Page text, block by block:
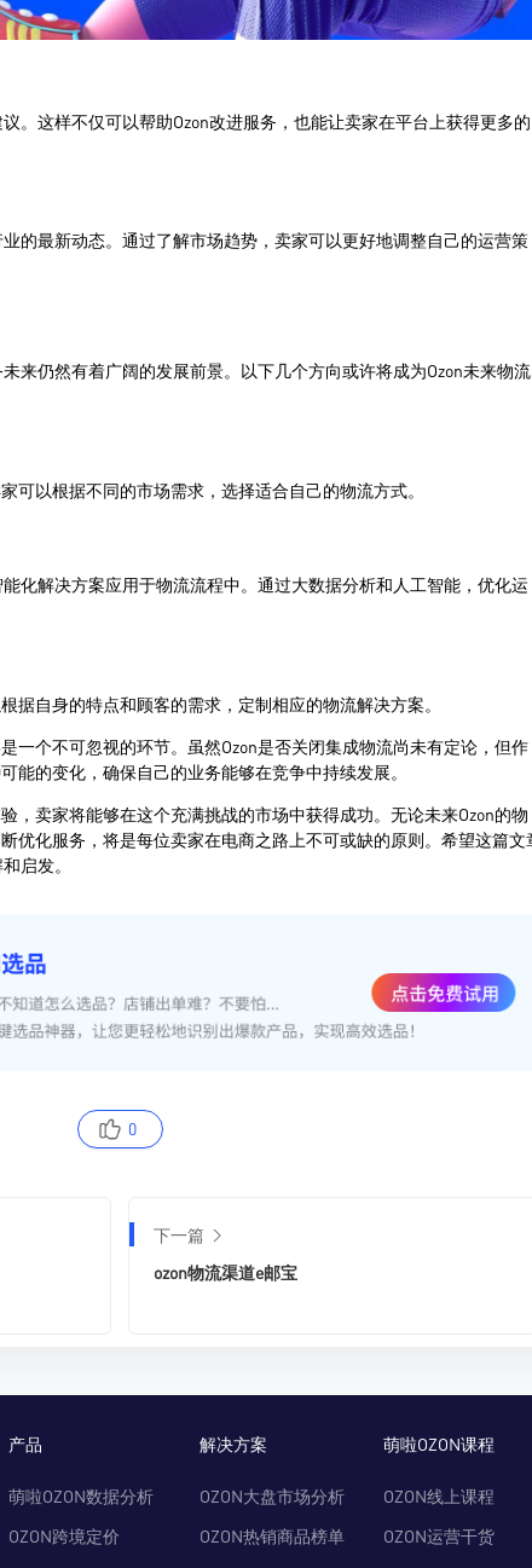
0
下一篇
ozon物流渠道e邮宝
产品
萌啦OZON数据分析
OZON跨境定价
解决方案
OZON大盘市场分析
OZON热销商品榜单
萌啦OZON课程
OZON线上课程
OZON运营干货